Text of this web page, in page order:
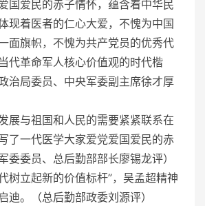
国爱民的赤子情怀，蕴含着中华民
现着医者的仁心大爱，不愧为中国
面旗帜，不愧为共产党员的优秀代
代革命军人核心价值观的时代楷
治局委员、中央军委副主席徐才厚
展与祖国和人民的需要紧紧联系在
了一代医学大家爱党爱国爱民的赤
委委员、总后勤部部长廖锡龙评）
树立起新的价值标杆”，吴孟超精神
迪。（总后勤部政委刘源评）